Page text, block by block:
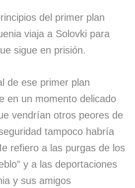
del primer plan
viaja a Solovki para
sigue en prisión.
de ese primer plan
en un momento delicado
vendrían otros peores de
tampoco habría
refiero a las purgas de los
y a las deportaciones
y sus amigos